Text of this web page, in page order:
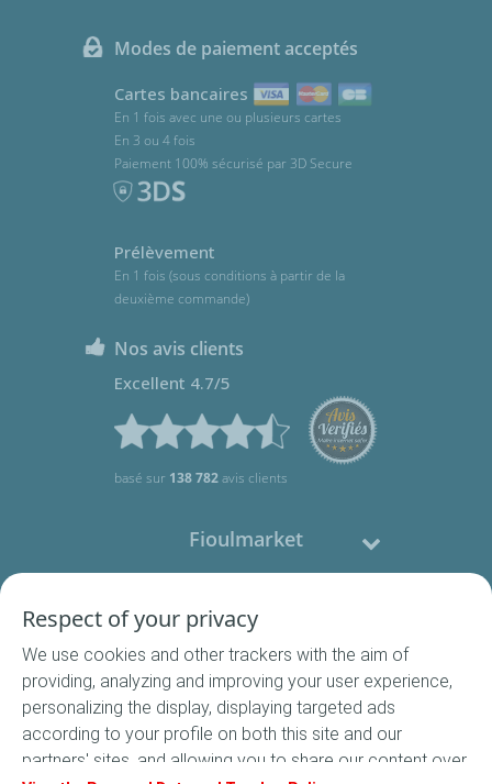
Modes de paiement acceptés
Cartes bancaires
En 1 fois avec une ou plusieurs cartes
En 3 ou 4 fois
Paiement 100% sécurisé par 3D Secure
Prélèvement
En 1 fois (sous conditions à partir de la
deuxième commande)
Nos avis clients
Excellent 4.7/5
basé sur 138 782avis clients
Fioulmarket
Nous contacter
Suivez-nous
Respect of your privacy
We use cookies and other trackers with the aim of
providing, analyzing and improving your user experience,
personalizing the display, displaying targeted ads
according to your profile on both this site and our
partners' sites, and allowing you to share our content over